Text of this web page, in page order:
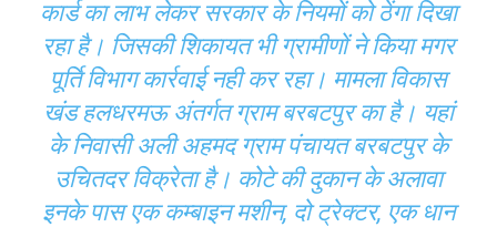
कार्ड का लाभ लेकर सरकार के नियमों को ठेंगा दिखा
रहा है। जिसकी शिकायत भी ग्रामीणों ने किया मगर
पूर्ति विभाग कार्रवाई नही कर रहा। मामला विकास
खंड हलधरमऊ अंतर्गत ग्राम बरबटपुर का है। यहां
के निवासी अली अहमद ग्राम पंचायत बरबटपुर के
उचितदर विक्रेता है। कोटे की दुकान के अलावा
इनके पास एक कम्बाइन मशीन, दो ट्रेक्टर, एक धान